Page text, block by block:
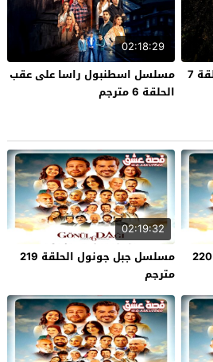
مسلسل قانون الطبيعة الحلقة 7
02:18:29
مسلسل اسطنبول راسا على عقب
الحلقة 6 مترجم
مسلسل جبل جونول الحلقة 220
02:19:32
مسلسل جبل جونول الحلقة 219
مترجم